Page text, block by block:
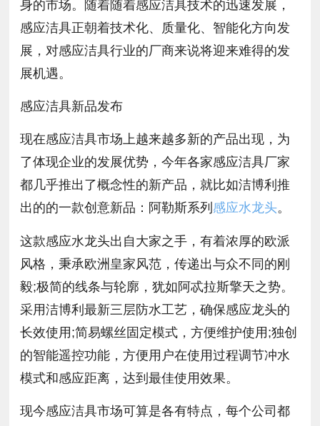
身的市场。随着随着感应洁具技术的迅速发展，
感应洁具正朝着技术化、质量化、智能化方向发
展，对感应洁具行业的厂商来说将迎来难得的发
展机遇。
感应洁具新品发布
现在感应洁具市场上越来越多新的产品出现，为
了体现企业的发展优势，今年各家感应洁具厂家
都几乎推出了概念性的新产品，就比如洁博利推
出的的一款创意新品：阿勒斯系列 感应水龙头。
这款感应水龙头出自大家之手，有着浓厚的欧派
风格，秉承欧洲皇家风范，传递出与众不同的刚
毅;极简的线条与轮廓，犹如阿忒拉斯擎天之势。
采用洁博利最新三层防水工艺，确保感应龙头的
长效使用;简易螺丝固定模式，方便维护使用;独创
的智能遥控功能，方便用户在使用过程调节冲水
模式和感应距离，达到最佳使用效果。
现今感应洁具市场可算是各有特点，每个公司都